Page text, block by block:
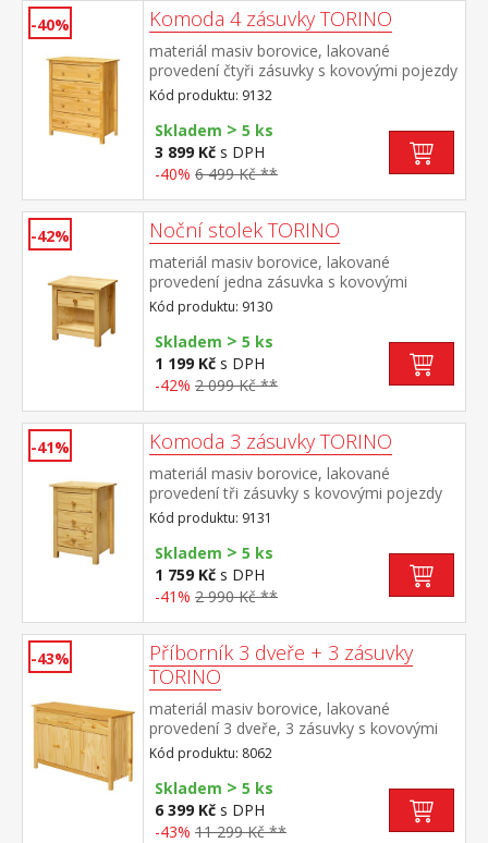
-40% Komoda 4 zásuvky TORINO
materiál masiv borovice, lakované
provedení čtyři zásuvky s kovovými pojezdy
Kód produktu: 9132
Skladem > 5 ks
3 899 Kč s DPH
-40% 6 499 Kč **
-42% Noční stolek TORINO
materiál masiv borovice, lakované
provedení jedna zásuvka s kovovými
pojezdy
Kód produktu: 9130
Skladem > 5 ks
1 199 Kč s DPH
-42% 2 099 Kč **
-41% Komoda 3 zásuvky TORINO
materiál masiv borovice, lakované
provedení tři zásuvky s kovovými pojezdy
Kód produktu: 9131
Skladem > 5 ks
1 759 Kč s DPH
-41% 2 990 Kč **
-43%
Příborník 3 dveře + 3 zásuvky
TORINO
materiál masiv borovice, lakované
provedení 3 dveře, 3 zásuvky s kovovými
pojezdy vhodný doplněk nástavec TORINO
8063
Kód produktu: 8062
Skladem > 5 ks
6 399 Kč s DPH
-43% 11 299 Kč **